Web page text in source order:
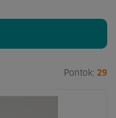
Pontok: 29